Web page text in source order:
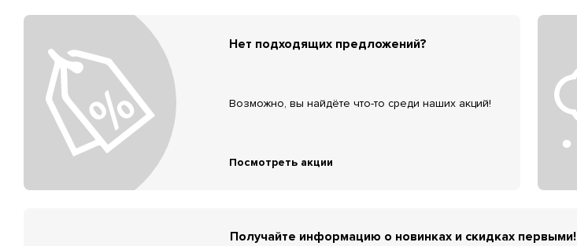
Нет подходящих предложений?
Возможно, вы найдёте что-то среди наших акций!
Посмотреть акции
Получайте информацию о новинках и скидках первыми!